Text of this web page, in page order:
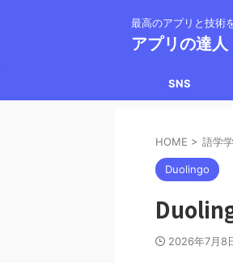
最高のアプリと技術
アプリの達人
SNS
HOME > 語学
Duolingo
2026年7月8